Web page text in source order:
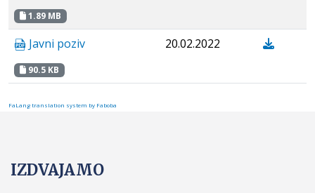
1.89 MB
Javni poziv
90.5 KB
20.02.2022
FaLang translation system by Faboba
IZDVAJAMO